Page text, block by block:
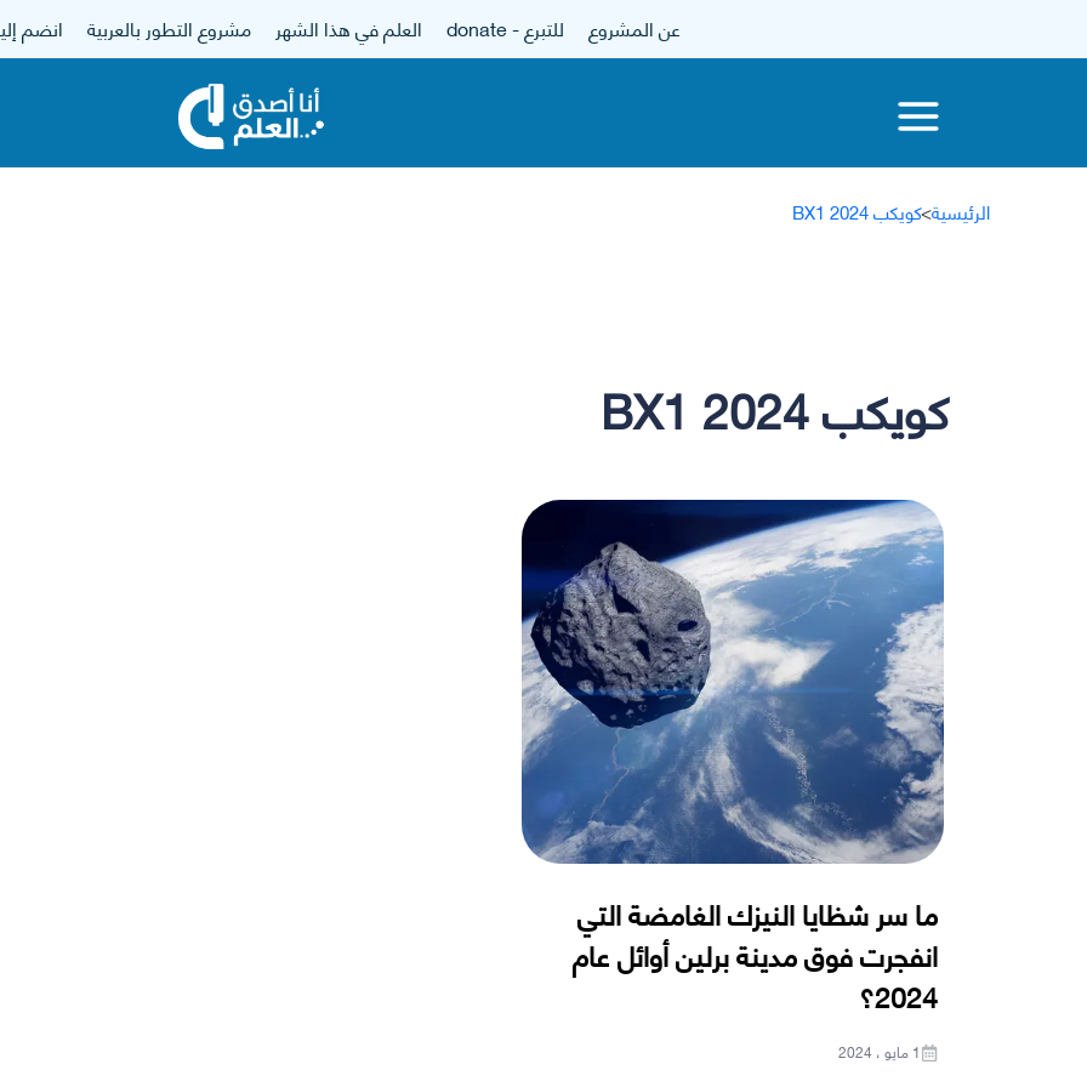
عن المشروع للتبرع - donate العلم في هذا الشهر مشروع التطور بالعربية انضم
الرئيسية>كويكب 2024 BX1
كويكب 2024 BX1
ما سر شظايا النيزك الغامضة التي
انفجرت فوق مدينة برلين أوائل عام
2024؟
1 مايو ، 2024